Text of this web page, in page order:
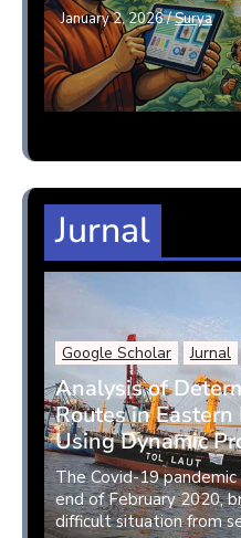
January 2, 2026/Surya
Jurnal
Google Scholar Jurnal
Analysis of
Routes in Eastern
Using Dynamic
The Covid-19
end of February 2020,
difficult situation from